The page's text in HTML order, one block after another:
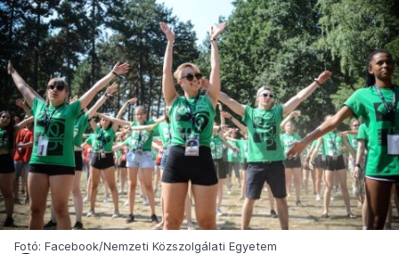
Fotó: Facebook/Nemzeti Közszolgálati Egyetem